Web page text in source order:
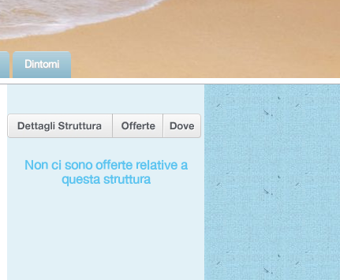
Dintorni
Non ci sono offerte relative a
questa struttura